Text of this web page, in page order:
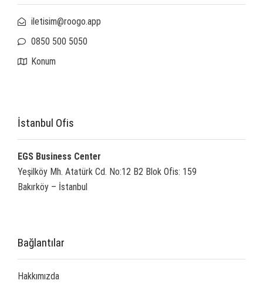
iletisim@roogo.app
0850 500 5050
Konum
İstanbul Ofis
EGS Business Center
Yeşilköy Mh. Atatürk Cd. No:12 B2 Blok Ofis: 159
Bakırköy – İstanbul
Bağlantılar
Hakkımızda